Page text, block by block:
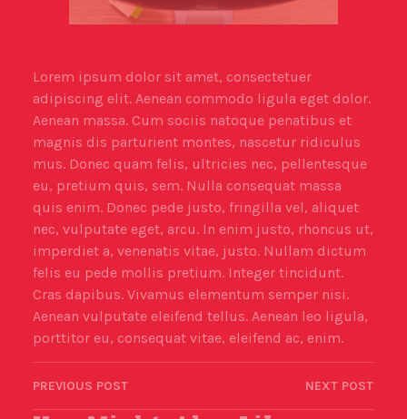
Lorem ipsum dolor sit amet, consectetuer
adipiscing elit. Aenean commodo ligula eget dolor.
Aenean massa. Cum sociis natoque penatibus et
magnis dis parturient montes, nascetur ridiculus
mus. Donec quam felis, ultricies nec, pellentesque
eu, pretium quis, sem. Nulla consequat massa
quis enim. Donec pede justo, fringilla vel, aliquet
nec, vulputate eget, arcu. In enim justo, rhoncus ut,
imperdiet a, venenatis vitae, justo. Nullam dictum
felis eu pede mollis pretium. Integer tincidunt.
Cras dapibus. Vivamus elementum semper nisi.
Aenean vulputate eleifend tellus. Aenean leo ligula,
porttitor eu, consequat vitae, eleifend ac, enim.
PREVIOUS POST NEXT POST